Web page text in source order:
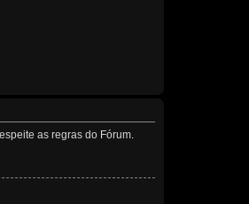
as regras do Fórum.